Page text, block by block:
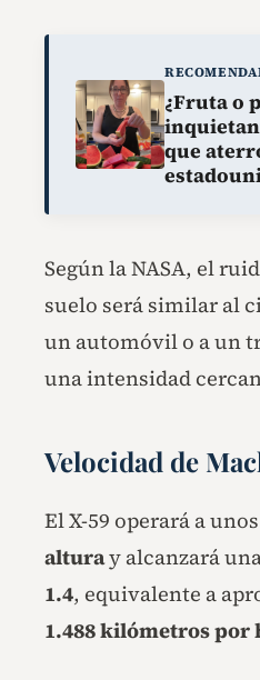
¿Fruta o
que
Según la NASA, el
suelo será similar al
un automóvil o a un
una intensidad
Velocidad de
El X-59 operará a unos
alturay alcanzará
1.4, equivalente a
1.488 kilómetros por